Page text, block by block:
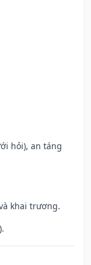
hỏi), an táng
khai trương.